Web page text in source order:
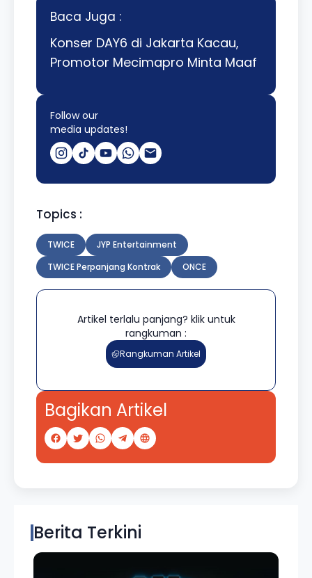
Baca Juga :
Konser DAY6 di Jakarta Kacau,
Promotor Mecimapro Minta Maaf
Follow our
media updates!
Topics :
TWICE
JYP Entertainment
TWICE Perpanjang Kontrak
ONCE
Artikel terlalu panjang? klik untuk
rangkuman :
Rangkuman Artikel
Bagikan Artikel
Berita Terkini